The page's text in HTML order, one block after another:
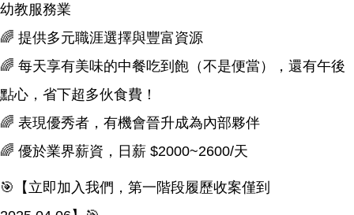
幼教服務業
🌈 提供多元職涯選擇與豐富資源
🌈 每天享有美味的中餐吃到飽（不是便當），還有午後
點心，省下超多伙食費！
🌈 表現優秀者，有機會晉升成為內部夥伴
🌈 優於業界薪資，日薪 $2000~2600/天
🎯【立即加入我們，第一階段履歷收案僅到